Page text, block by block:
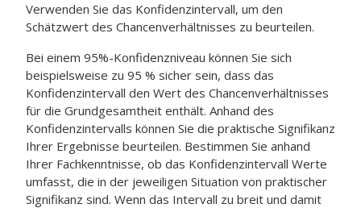
Verwenden Sie das Konfidenzintervall, um den
Schätzwert des Chancenverhältnisses zu beurteilen.
Bei einem 95%-Konfidenzniveau können Sie sich
beispielsweise zu 95 % sicher sein, dass das
Konfidenzintervall den Wert des Chancenverhältnisses
für die Grundgesamtheit enthält. Anhand des
Konfidenzintervalls können Sie die praktische Signifikanz
Ihrer Ergebnisse beurteilen. Bestimmen Sie anhand
Ihrer Fachkenntnisse, ob das Konfidenzintervall Werte
umfasst, die in der jeweiligen Situation von praktischer
Signifikanz sind. Wenn das Intervall zu breit und damit